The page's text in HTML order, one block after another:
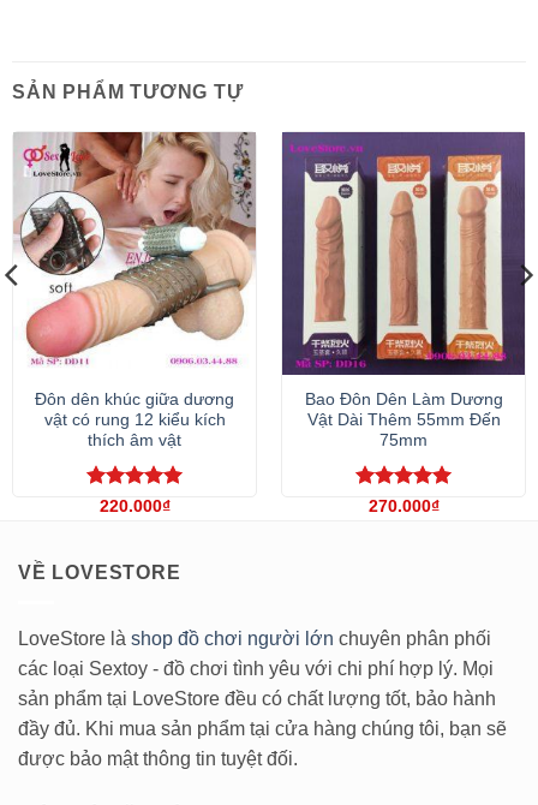
SẢN PHẨM TƯƠNG TỰ
Đôn dên khúc giữa dương
vật có rung 12 kiểu kích
thích âm vật
Được xếp
220.000₫
Bao Đôn Dên Làm Dương
Vật Dài Thêm 55mm Đến
75mm
Được xếp
270.000₫
VỀ LOVESTORE
LoveStore là shop đồ chơi người lớn chuyên phân phối
các loại Sextoy - đồ chơi tình yêu với chi phí hợp lý. Mọi
sản phẩm tại LoveStore đều có chất lượng tốt, bảo hành
đầy đủ. Khi mua sản phẩm tại cửa hàng chúng tôi, bạn sẽ
được bảo mật thông tin tuyệt đối.